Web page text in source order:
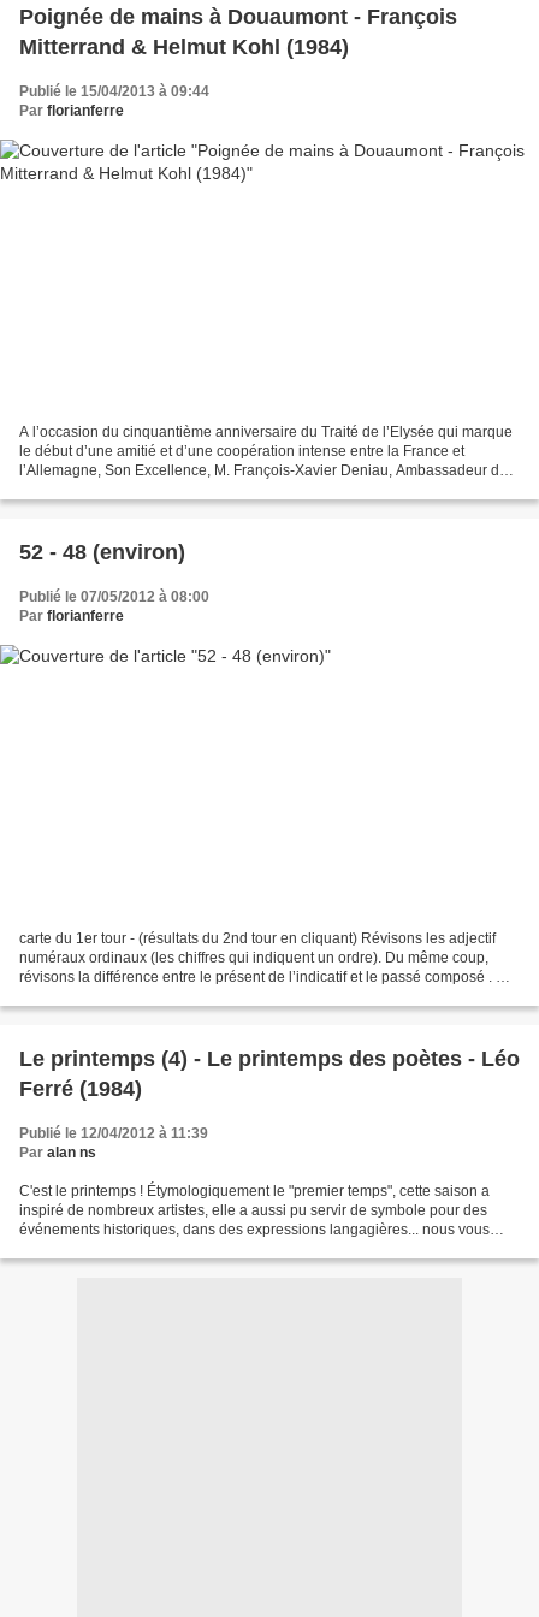
Poignée de mains à Douaumont - François
Mitterrand & Helmut Kohl (1984)
Publié le 15/04/2013 à 09:44
Par florianferre
A l’occasion du cinquantième anniversaire du Traité de l’Elysée qui marque
le début d’une amitié et d’une coopération intense entre la France et
l’Allemagne, Son Excellence, M. François-Xavier Deniau, Ambassadeur de
52 - 48 (environ)
Publié le 07/05/2012 à 08:00
Par florianferre
carte du 1er tour - (résultats du 2nd tour en cliquant) Révisons les adjectif
numéraux ordinaux (les chiffres qui indiquent un ordre). Du même coup,
révisons la différence entre le présent de l’indicatif et le passé composé . Du
Le printemps (4) - Le printemps des poètes - Léo
Ferré (1984)
Publié le 12/04/2012 à 11:39
Par alan ns
C'est le printemps ! Étymologiquement le "premier temps", cette saison a
inspiré de nombreux artistes, elle a aussi pu servir de symbole pour des
événements historiques, dans des expressions langagières... nous vous